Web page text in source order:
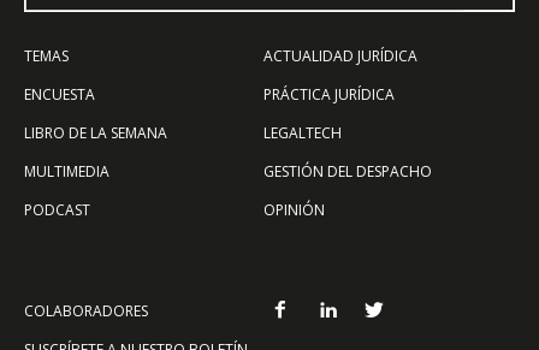
TEMAS
ENCUESTA
LIBRO DE LA SEMANA
MULTIMEDIA
PODCAST
ACTUALIDAD JURÍDICA
PRÁCTICA JURÍDICA
LEGALTECH
GESTIÓN DEL DESPACHO
OPINIÓN
COLABORADORES